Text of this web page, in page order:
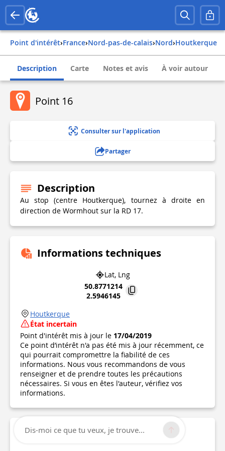
Point d'intérêt› france› nord-pas-de-calais› nord› houtkerque
Description Carte Notes et avis À voir autour
Point 16
Consulter sur l'application
Partager
Description
Au stop (centre Houtkerque), tournez à droite en
direction de Wormhout sur la RD 17.
Informations techniques
Lat, Lng
50.8771214
2.5946145
Houtkerque
État incertain
Point d'intérêt mis à jour le 17/04/2019
Ce point d’intérêt n'a pas été mis à jour récemment, ce
qui pourrait compromettre la fiabilité de ces
informations. Nous vous recommandons de vous
renseigner et de prendre toutes les précautions
nécessaires. Si vous en êtes l'auteur, vérifiez vos
informations.
Dis-moi ce que tu veux, je trouve...